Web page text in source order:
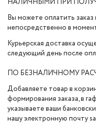
НАЛИЧНЫМИ ПРИ
Вы можете оплатить заказ
непосредственно в
Курьерская доставка
следующий день после
ПО БЕЗНАЛИЧНОМУ
Добавляете товар в
формирования заказа, в
указываете ваши
нашу электронную почту